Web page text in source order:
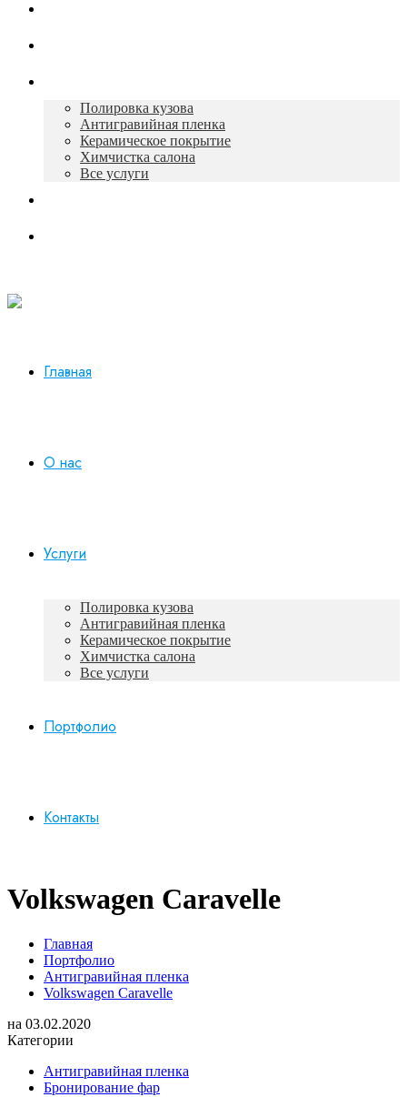
Полировка кузова
Антигравийная пленка
Керамическое покрытие
Химчистка салона
Все услуги
Главная
О нас
Услуги
Полировка кузова
Антигравийная пленка
Керамическое покрытие
Химчистка салона
Все услуги
Портфолио
Контакты
Volkswagen Caravelle
Главная
Портфолио
Антигравийная пленка
Volkswagen Caravelle
на 03.02.2020
Категории
Антигравийная пленка
Бронирование фар